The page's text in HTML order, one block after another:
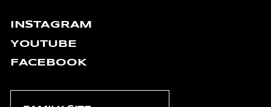
INSTAGRAM
YOUTUBE
FACEBOOK